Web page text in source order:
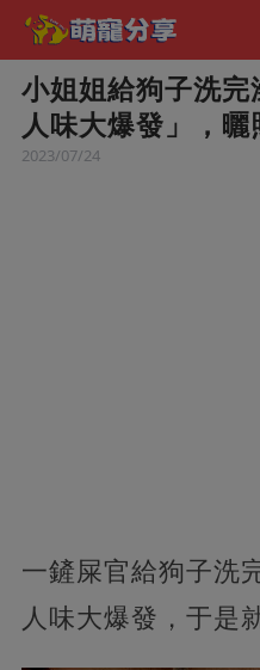
小姐姐給狗子洗完
人味大爆發」，曬
2023/07/24
一鏟屎官給狗子洗
人味大爆發，于是